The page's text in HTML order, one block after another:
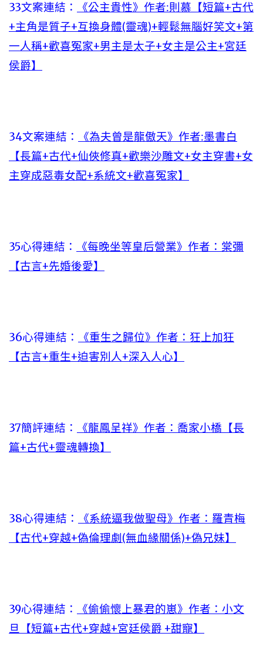
33文案連結：
《公主貴性》作者:則慕【短篇+古代
+主角是質子+互換身體(靈魂)+輕鬆無腦好笑文+第
一人稱+歡喜冤家+男主是太子+女主是公主+宮廷
侯爵】
34文案連結：
《為夫曾是龍傲天》作者:墨書白
【長篇+古代+仙俠修真+歡樂沙雕文+女主穿書+女
主穿成惡毒女配+系統文+歡喜冤家】
35心得連結：
《每晚坐等皇后營業》作者：棠彌
【古言+先婚後愛】
36心得連結：
《重生之歸位》作者：狂上加狂
【古言+重生+迫害別人+深入人心】
37簡評連結：
《龍鳳呈祥》作者：喬家小橋【長
篇+古代+靈魂轉換】
38心得連結：
《系統逼我做聖母》作者：羅青梅
【古代+穿越+偽倫理劇(無血緣關係)+偽兄妹】
39心得連結：
《偷偷懷上暴君的崽》作者：小文
旦【短篇+古代+穿越+宮廷侯爵 +甜寵】